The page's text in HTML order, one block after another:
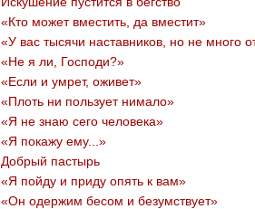
«Кто может вместить, да вместит»
«У вас тысячи наставников, но не много
«Не я ли, Господи?»
«Если и умрет, оживет»
«Плоть ни пользует нимало»
«Я не знаю сего человека»
«Я покажу ему...»
Добрый пастырь
«Я пойду и приду опять к вам»
«Он одержим бесом и безумствует»